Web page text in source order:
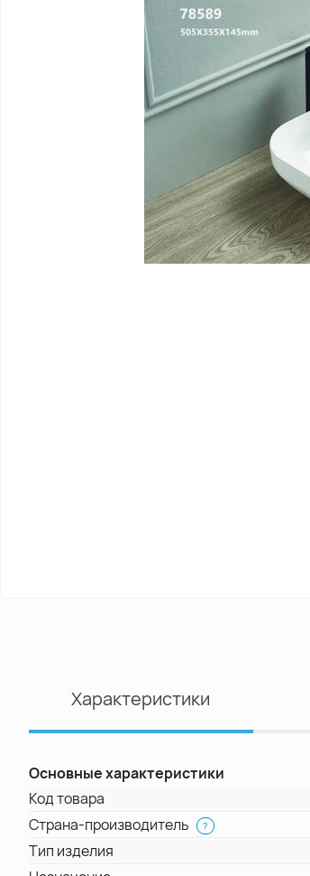
Характеристики
Основные характеристики
Код товара
Страна-производитель
?
Тип изделия